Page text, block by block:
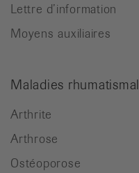
Lettre d’information
Moyens auxiliaires
Maladies
Arthrite
Arthrose
Ostéoporose